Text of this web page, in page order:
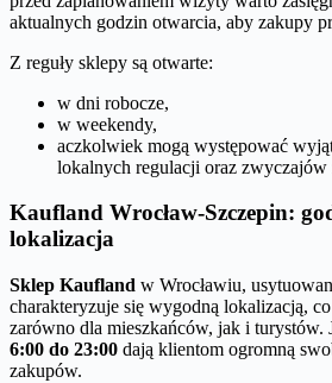
aktualnych godzin otwarcia, aby zakupy
Z reguły sklepy są otwarte:
w dni robocze,
w weekendy,
aczkolwiek mogą występować
lokalnych regulacji oraz
Kaufland Wrocław-Szczepin:
lokalizacja
Sklep Kaufland w Wrocławiu,
charakteryzuje się wygodną lokalizacją,
zarówno dla mieszkańców, jak i turystów.
6:00 do 23:00 dają klientom ogromną
zakupów.